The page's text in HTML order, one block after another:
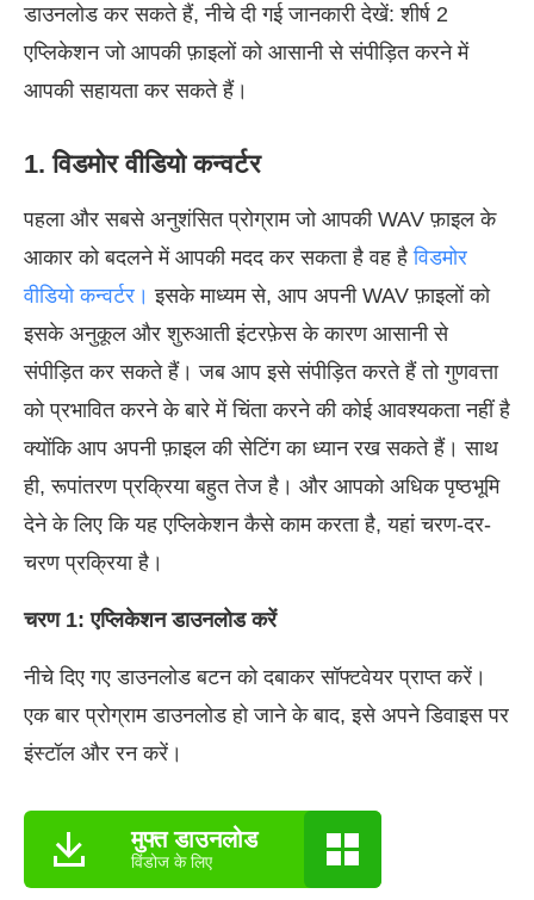
डाउनलोड कर सकते हैं, नीचे दी गई जानकारी देखें: शीर्ष 2
एप्लिकेशन जो आपकी फ़ाइलों को आसानी से संपीड़ित करने में
आपकी सहायता कर सकते हैं।
1. विडमोर वीडियो कन्वर्टर
पहला और सबसे अनुशंसित प्रोग्राम जो आपकी WAV फ़ाइल के
आकार को बदलने में आपकी मदद कर सकता है वह हैविडमोर
वीडियो कन्वर्टर। इसके माध्यम से, आप अपनी WAV फ़ाइलों को
इसके अनुकूल और शुरुआती इंटरफ़ेस के कारण आसानी से
संपीड़ित कर सकते हैं। जब आप इसे संपीड़ित करते हैं तो गुणवत्ता
को प्रभावित करने के बारे में चिंता करने की कोई आवश्यकता नहीं है
क्योंकि आप अपनी फ़ाइल की सेटिंग का ध्यान रख सकते हैं। साथ
ही, रूपांतरण प्रक्रिया बहुत तेज है। और आपको अधिक पृष्ठभूमि
देने के लिए कि यह एप्लिकेशन कैसे काम करता है, यहां चरण-दर-
चरण प्रक्रिया है।
चरण 1: एप्लिकेशन डाउनलोड करें
नीचे दिए गए डाउनलोड बटन को दबाकर सॉफ्टवेयर प्राप्त करें।
एक बार प्रोग्राम डाउनलोड हो जाने के बाद, इसे अपने डिवाइस पर
इंस्टॉल और रन करें।
मुफ्त डाउनलोड
विंडोज के लिए